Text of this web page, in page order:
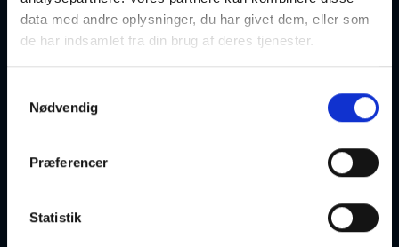
data med andre oplysninger, du har givet dem, eller som
de har indsamlet fra din brug af deres tjenester.
Nødvendig
Præferencer
Statistik
Undervisningssted:
Lyngby, Jernbanepladsen
Jernbanepladsen 14, 1.sal
Næste
mødegang:
Lokale:
Holdnr: